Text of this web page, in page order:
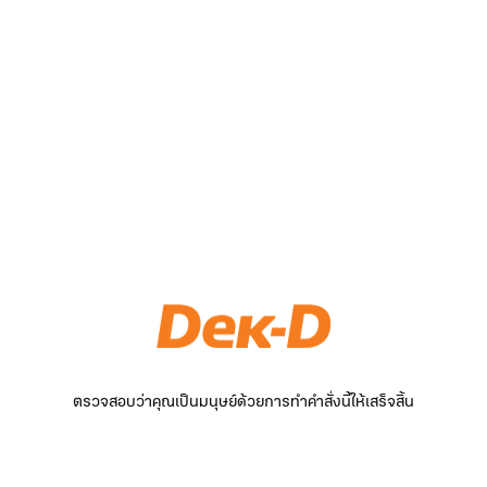
ตรวจสอบว่าคุณเป็นมนุษย์ด้วยการทำคำสั่งนี้ให้เสร็จสิ้น